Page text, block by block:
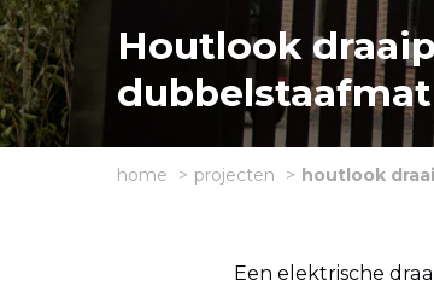
Houtlook
home projecten houtlook
Een elektrische